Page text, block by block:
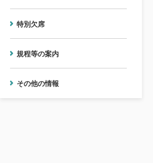
特別欠席
規程等の案内
その他の情報